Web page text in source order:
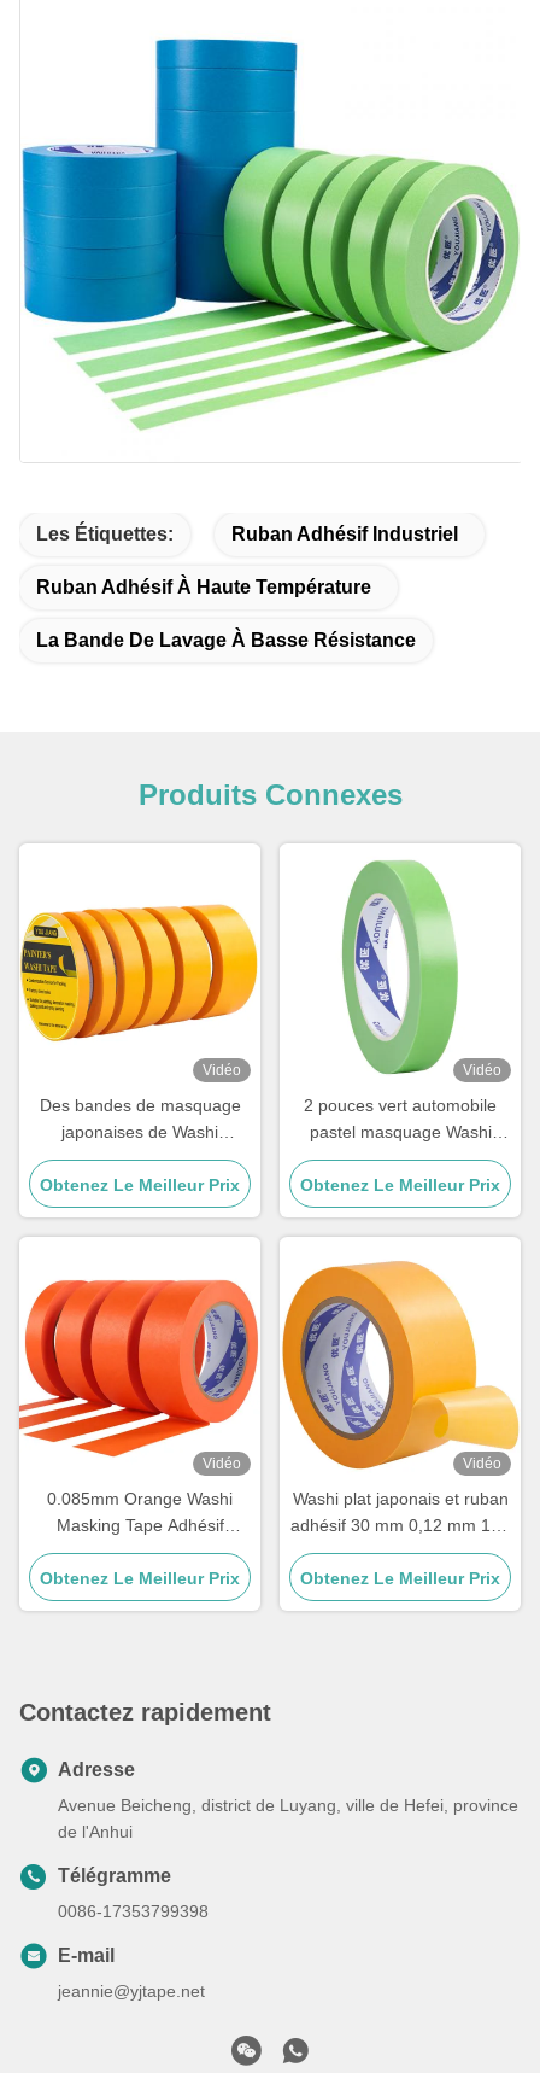
Les Étiquettes: Ruban Adhésif Industriel
Ruban Adhésif À Haute Température
La Bande De Lavage À Basse Résistance
Produits Connexes
Vidéo
Des bandes de masquage
japonaises de Washi
automobile Goldband de
papier de riz 100mic
Obtenez Le Meilleur Prix
Vidéo
2 pouces vert automobile
pastel masquage Washi
papier bande décoration
caoutchouc acrylique
Obtenez Le Meilleur Prix
Vidéo
0.085mm Orange Washi
Masking Tape Adhésif
acrylique pour la peinture de
voiture bateau
Obtenez Le Meilleur Prix
Vidéo
Washi plat japonais et ruban
adhésif 30 mm 0,12 mm 150
degrés haute température
Obtenez Le Meilleur Prix
Contactez rapidement
Adresse
Avenue Beicheng, district de Luyang, ville de Hefei, province
de l'Anhui
Télégramme
0086-17353799398
E-mail
jeannie@yjtape.net